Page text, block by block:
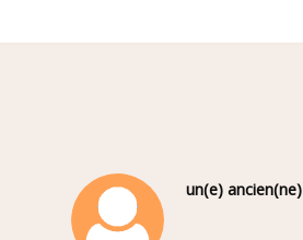
un(e) ancien(ne)